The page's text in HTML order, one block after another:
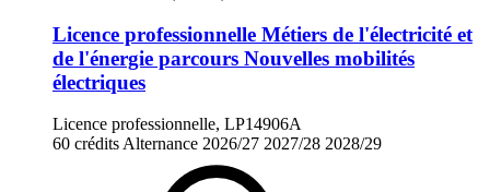
Licence professionnelle Métiers de l'électricité et
de l'énergie parcours Nouvelles mobilités
électriques
Licence professionnelle, LP14906A
60 créditsAlternance 2026/27 2027/28 2028/29